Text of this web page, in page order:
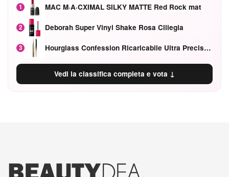
1 MAC M·A·CXIMAL SILKY MATTE Red Rock mat
2 Deborah Super Vinyl Shake Rosa Ciliegia
3 Hourglass Confession Ricaricabile Ultra Preciso Ad Alta Intensità Secretly Classic Red
Vedi la classifica completa e vota ↓